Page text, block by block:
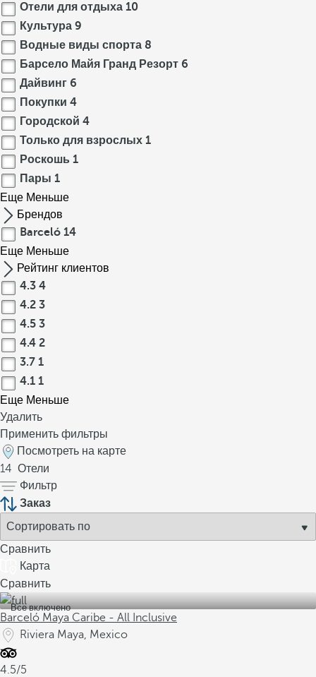
Отели для отдыха 10
Культура 9
Водные виды спорта 8
Барсело Майя Гранд Резорт 6
Дайвинг 6
Покупки 4
Городской 4
Только для взрослых 1
Роскошь 1
Пары 1
Еще Меньше
Брендов
Barceló 14
Еще Меньше
Рейтинг клиентов
4.3 4
4.2 3
4.5 3
4.4 2
3.7 1
4.1 1
Еще Меньше
Удалить
Применить фильтры
Посмотреть на карте
14 Отели
Фильтр
Заказ
Сравнить
Карта
Сравнить
Все включено
Barceló Maya Caribe - All Inclusive
Riviera Maya, Mexico
4.5/5